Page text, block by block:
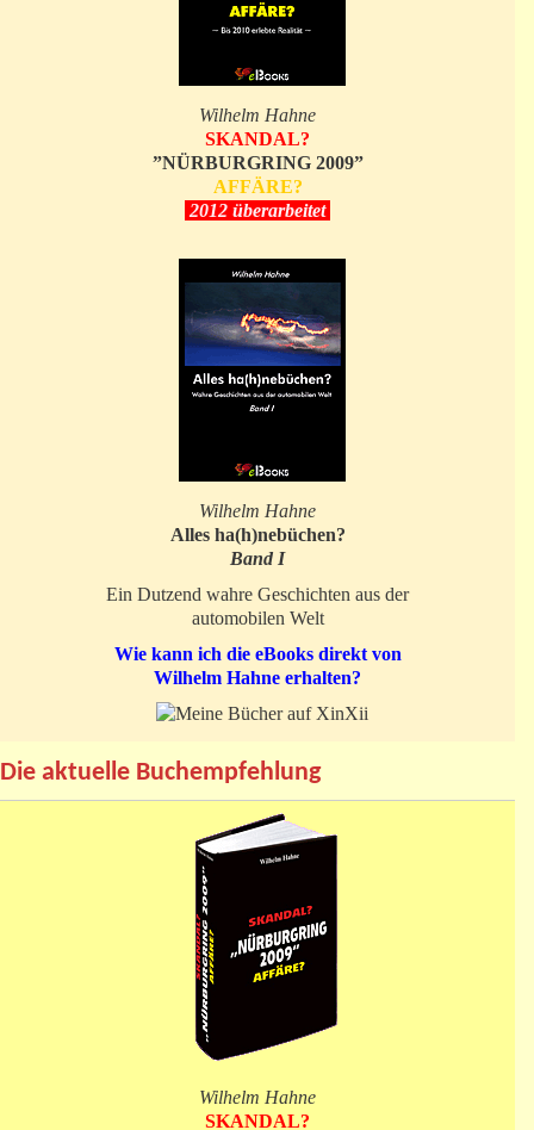
Wilhelm Hahne
SKANDAL?
”NÜRBURGRING 2009”
AFFÄRE?
2012 überarbeitet
Wilhelm Hahne
Alles ha(h)nebüchen?
Band I
Ein Dutzend wahre Geschichten aus der
automobilen Welt
Wie kann ich die eBooks direkt von
Wilhelm Hahne erhalten?
Die aktuelle Buchempfehlung
Wilhelm Hahne
SKANDAL?